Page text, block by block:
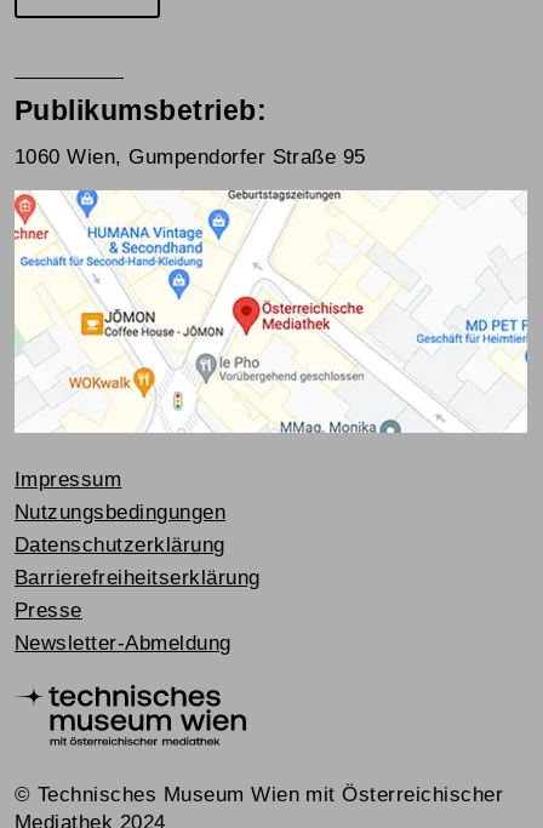
Publikumsbetrieb:
1060 Wien, Gumpendorfer Straße 95
Impressum
Nutzungsbedingungen
Datenschutzerklärung
Barrierefreiheitserklärung
Presse
Newsletter-Abmeldung
© Technisches Museum Wien mit Österreichischer
Mediathek 2024